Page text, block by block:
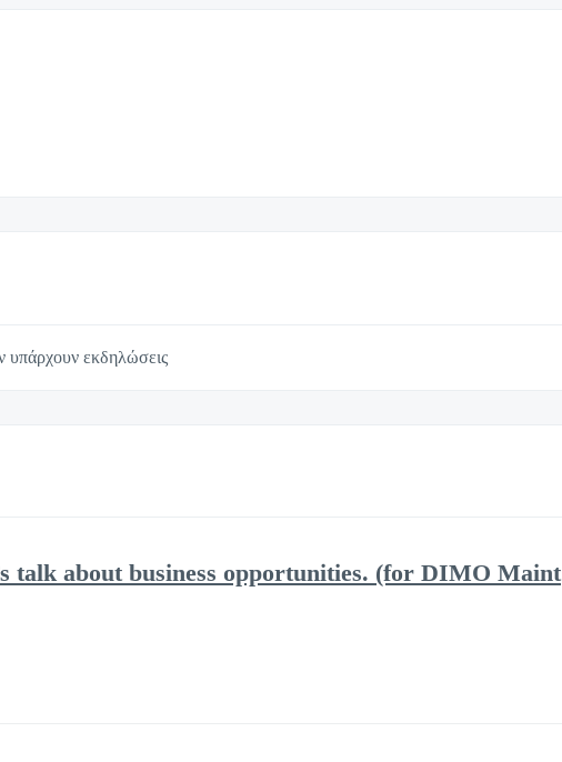
υπάρχουν εκδηλώσεις
talk about business opportunities. (for DIMO Maint